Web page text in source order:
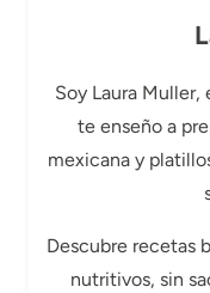
Soy Laura Muller,
te enseño a
mexicana y
Descubre recetas
nutritivos, sin